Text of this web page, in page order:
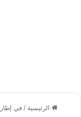
الرئيسية / في